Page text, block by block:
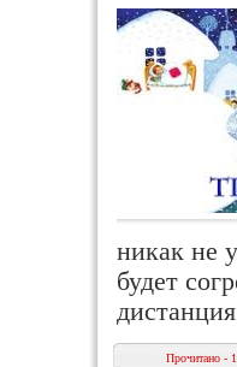
никак не
будет
Прочитано -